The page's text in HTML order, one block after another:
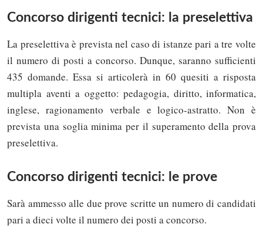
Concorso dirigenti tecnici: la preselettiva
La preselettiva è prevista nel caso di istanze pari a tre volte
il numero di posti a concorso. Dunque, saranno sufficienti
435 domande. Essa si articolerà in 60 quesiti a risposta
multipla aventi a oggetto: pedagogia, diritto, informatica,
inglese, ragionamento verbale e logico-astratto. Non è
prevista una soglia minima per il superamento della prova
preselettiva.
Concorso dirigenti tecnici: le prove
Sarà ammesso alle due prove scritte un numero di candidati
pari a dieci volte il numero dei posti a concorso.